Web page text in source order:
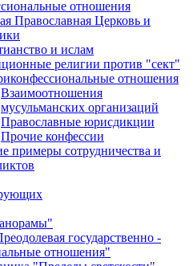
отношения
Православная Церковь и
и ислам
религии против "сект"
отношения
Взаимоотношения
мусульманских организаций
Православные юрисдикции
Прочие конфессии
примеры сотрудничества и
государственно -
отношения"